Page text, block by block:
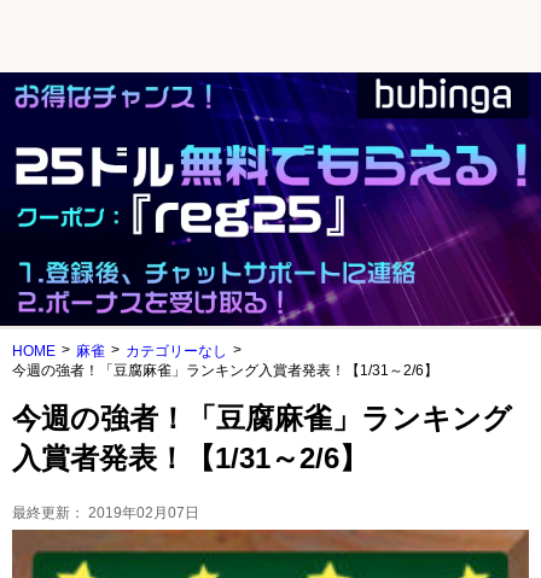
HOME 麻雀
カテゴリーなし
今週の強者！「豆腐麻雀」ランキング入賞者発表！【1/31～2/6】
今週の強者！「豆腐麻雀」ランキング
入賞者発表！【1/31～2/6】
最終更新： 2019年02月07日